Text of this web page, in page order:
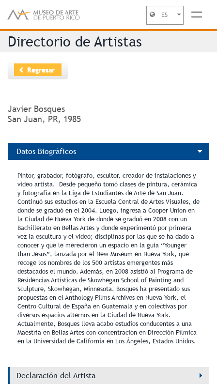
Jump to navigation
ES
Directorio de Artistas
Regresar
Javier Bosques
San Juan, PR, 1985
Datos Biográficos
Pintor, grabador, fotógrafo, escultor, creador de instalaciones y
video artista. Desde pequeño tomó clases de pintura, cerámica
y fotografía en la Liga de Estudiantes de Arte de San Juan.
Continuó sus estudios en la Escuela Central de Artes Visuales, de
donde se graduó en el 2004. Luego, ingresa a Cooper Union en
la Ciudad de Nueva York de donde se graduó en 2008 con un
Bachillerato en Bellas Artes y donde experimentó por primera
vez la escultura y el video; disciplinas por las que se ha dado a
conocer y que le merecieron un espacio en la guía “Younger
than Jesus”, lanzada por el New Museum en Nueva York, que
recoge los nombres de los 500 artistas emergentes más
destacados el mundo. Además, en 2008 asistió al Programa de
Residencias Artísticas de Skowhegan School of Painting and
Sculpture, Skowhegan, Minnesota. Bosques ha presentado sus
propuestas en el Anthology Films Archives en Nueva York, el
Centro Cultural de España en Guatemala y en colectivas por
diversos espacios alternos en la Ciudad de Nueva York.
Actualmente, Bosques lleva acabo estudios conducentes a una
Maestría en Bellas Artes con concentración en Dirección Fílmica
en la Universidad de California en Los Ángeles, Estados Unidos.
Declaración del Artista